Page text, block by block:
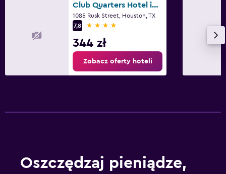
Club Quarters Hotel in Houston
1085 Rusk Street, Houston, TX
7,8
4 gwiazdki
344 zł
Zobacz oferty hoteli
Oszczędzaj pieniądze,